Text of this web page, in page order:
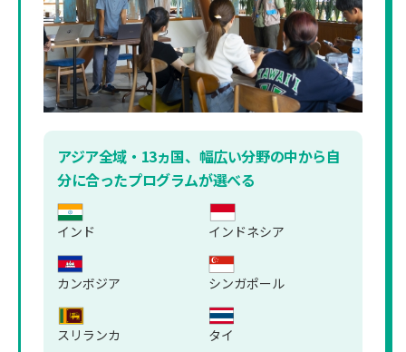
アジア全域・13ヵ国、幅広い分野の中から自
分に合ったプログラムが選べる
インド インドネシア
カンボジア シンガポール
スリランカ タイ